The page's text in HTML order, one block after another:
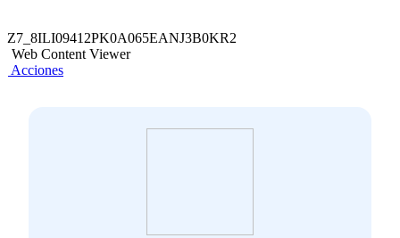
Z7_8ILI09412PK0A065EANJ3B0KR2
Web Content Viewer
Acciones